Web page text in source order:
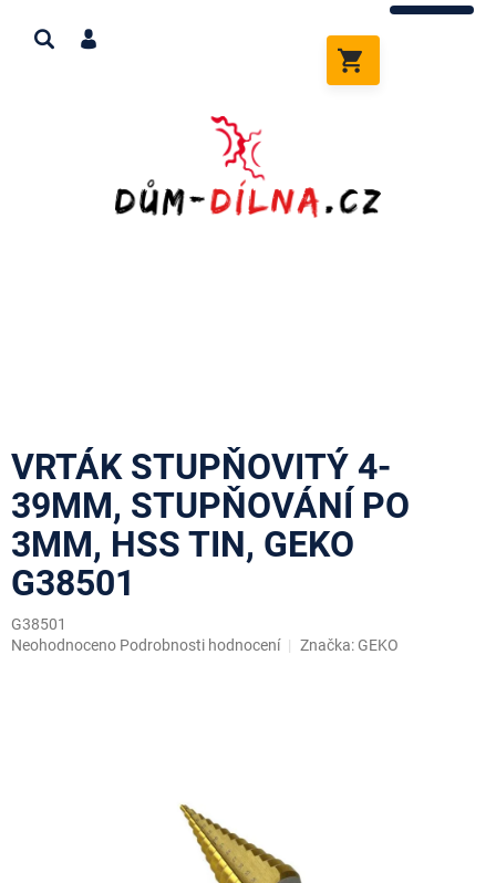
obsah
KOŠÍK
VRTÁK STUPŇOVITÝ 4-
39MM, STUPŇOVÁNÍ PO
3MM, HSS TIN, GEKO
G38501
G38501
Průměrné
Neohodnoceno Podrobnosti hodnocení Značka: GEKO